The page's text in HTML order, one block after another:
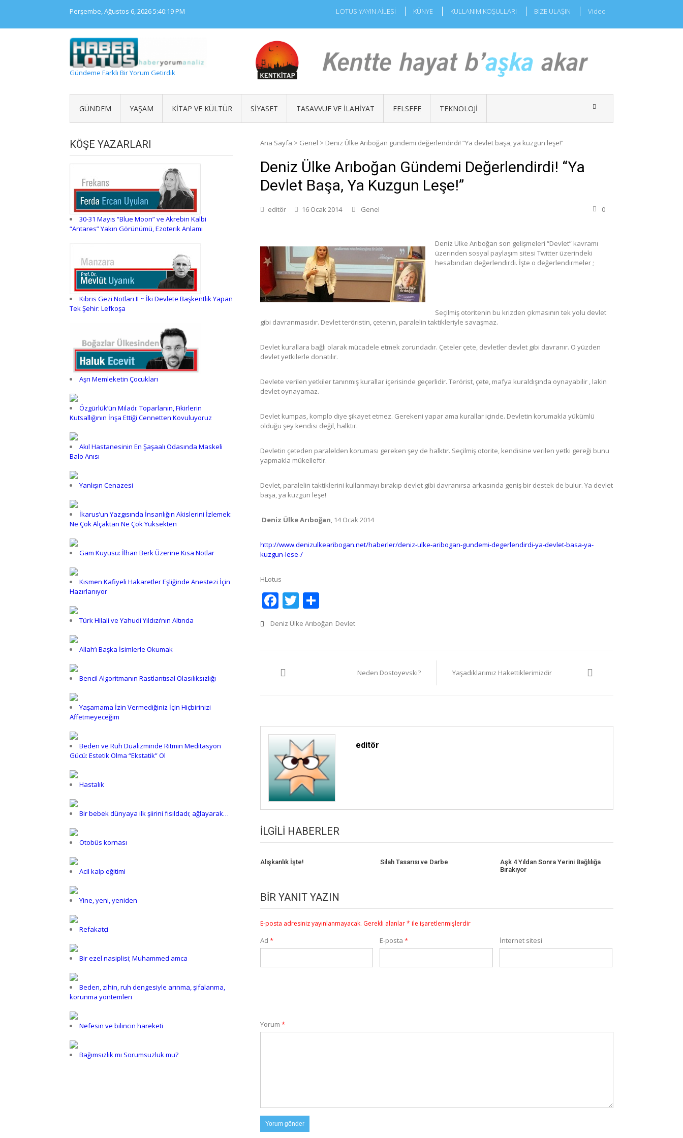
Perşembe, Ağustos 6, 20265:40:19 PM LOTUS YAYIN AİLESİ KÜNYE KULLANIM KOŞULLARI BİZE ULAŞIN Video
Gündeme Farklı Bir Yorum Getirdik
GÜNDEM YAŞAM KITAP VE KÜLTÜR SIYASET TASAVVUF VE İLAHIYAT FELSEFE TEKNOLOJI
Ana Sayfa > Genel > Deniz Ülke Arıboğan gündemi değerlendirdi! “Ya devlet başa, ya kuzgun leşe!”
Deniz Ülke Arıboğan Gündemi Değerlendirdi! “Ya
Devlet Başa, Ya Kuzgun Leşe!”
editör 16 Ocak 2014 Genel 0
Deniz Ülke Arıboğan son gelişmeleri “Devlet” kavramı
üzerinden sosyal paylaşım sitesi Twitter üzerindeki
hesabından değerlendirdi. İşte o değerlendirmeler ;
Seçilmiş otoritenin bu krizden çıkmasının tek yolu devlet
gibi davranmasıdır. Devlet teröristin, çetenin, paralelin taktikleriyle savaşmaz.
Devlet kurallara bağlı olarak mücadele etmek zorundadır. Çeteler çete, devletler devlet gibi davranır. O yüzden
devlet yetkilerle donatılır.
Devlete verilen yetkiler tanınmış kurallar içerisinde geçerlidir. Terörist, çete, mafya kuraldışında oynayabilir , lakin
devlet oynayamaz.
Devlet kumpas, komplo diye şikayet etmez. Gerekeni yapar ama kurallar içinde. Devletin korumakla yükümlü
olduğu şey kendisi değil, halktır.
Devletin çeteden paralelden koruması gereken şey de halktır. Seçilmiş otorite, kendisine verilen yetki gereği bunu
yapmakla mükelleftir.
Devlet, paralelin taktiklerini kullanmayı bırakıp devlet gibi davranırsa arkasında geniş bir destek de bulur. Ya devlet
başa, ya kuzgun leşe!
Deniz Ülke Arıboğan, 14 Ocak 2014
http://www.denizulkearibogan.net/haberler/deniz-ulke-aribogan-gundemi-degerlendirdi-ya-devlet-basa-ya-
kuzgun-lese-/
HLotus
Facebook
Twitter
Share
Deniz Ülke Arıboğan Devlet
gezinmesi
Neden Dostoyevski? Yaşadıklarımız Hakettiklerimizdir
editör
İLGILI HABERLER
Alışkanlık İşte! Silah Tasarısı ve Darbe
Aşk 4 Yıldan Sonra Yerini Bağlılığa
Bırakıyor
BIR YANIT YAZIN
E-posta adresiniz yayınlanmayacak. Gerekli alanlar* ile işaretlenmişlerdir
Ad * E-posta* İnternet sitesi
Yorum *
KÖŞE YAZARLARI
30-31 Mayıs “Blue Moon” ve Akrebin Kalbi
“Antares” Yakın Görünümü, Ezoterik Anlamı
Kıbrıs Gezi Notları II ~ İki Devlete Başkentlik Yapan
Tek Şehir: Lefkoşa
Aşrı Memleketin Çocukları
Özgürlük’ün Miladı: Toparlanın, Fikirlerin
Kutsallığının İnşa Ettiği Cennetten Kovuluyoruz
Akıl Hastanesinin En Şaşaalı Odasında Maskeli
Balo Anısı
Yanlışın Cenazesi
İkarus’un Yazgısında İnsanlığın Akislerini İzlemek:
Ne Çok Alçaktan Ne Çok Yüksekten
Gam Kuyusu: İlhan Berk Üzerine Kısa Notlar
Kısmen Kafiyeli Hakaretler Eşliğinde Anestezi İçin
Hazırlanıyor
Türk Hilali ve Yahudi Yıldızı’nın Altında
Allah’ı Başka İsimlerle Okumak
Bencil Algoritmanın Rastlantısal Olasılıksızlığı
Yaşamama İzin Vermediğiniz İçin Hiçbirinizi
Affetmeyeceğim
Beden ve Ruh Düalizminde Ritmin Meditasyon
Gücü: Estetik Olma “Ekstatik” Ol
Hastalık
Bir bebek dünyaya ilk şiirini fısıldadı; ağlayarak…
Otobüs kornası
Acil kalp eğitimi
Yine, yeni, yeniden
Refakatçi
Bir ezel nasiplisi; Muhammed amca
Beden, zihin, ruh dengesiyle arınma, şifalanma,
korunma yöntemleri
Nefesin ve bilincin hareketi
Bağımsızlık mı Sorumsuzluk mu?